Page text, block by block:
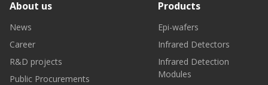
About us
News
Career
R&D projects
Public Procurements
Products
Epi-wafers
Infrared Detectors
Infrared Detection
Modules